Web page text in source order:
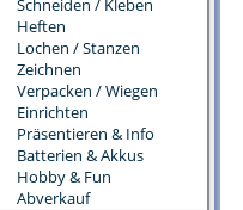
Schneiden / Kleben
Heften
Lochen / Stanzen
Zeichnen
Verpacken / Wiegen
Einrichten
Präsentieren & Info
Batterien & Akkus
Hobby & Fun
Abverkauf